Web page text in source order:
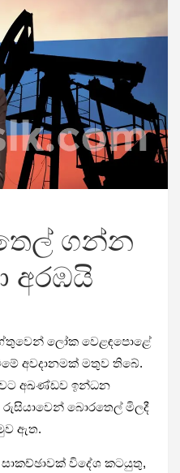
ගන්න
අරඹයි
ලෝක වෙළඳපොළේ
අවදානමක් මතුව තිබේ.
අඛණ්ඩව ඉන්ධන
රුසියාවෙන් බොරතෙල් මිලදී
ඇත.
විදේශ කටයුතු,